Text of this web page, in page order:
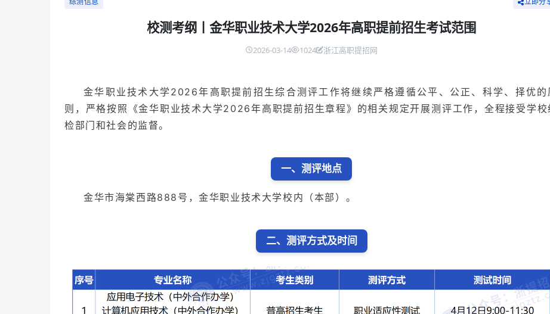
立即分
校测考纲丨金华职业技术大学2026年高职提前招生考试范围
2026-03-14 1024 浙江高职提招网
金华职业技术大学2026年高职提前招生综合测评工作将继续严格遵循公平、公正、科学、择优的
则，严格按照《金华职业技术大学2026年高职提前招生章程》的相关规定开展测评工作，全程接受学校
检部门和社会的监督。
一、测评地点
金华市海棠西路888号，金华职业技术大学校内（本部）。
二、测评方式及时间